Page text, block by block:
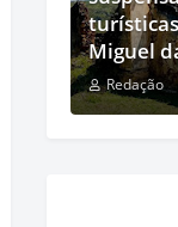
Miguel
Redação